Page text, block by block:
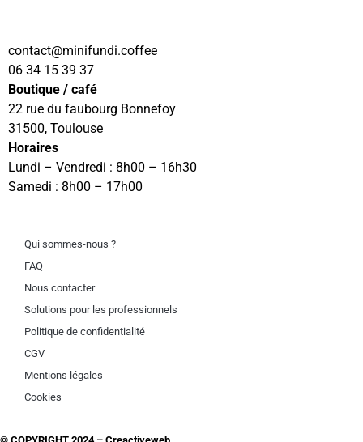
contact@minifundi.coffee
06 34 15 39 37
Boutique / café
22 rue du faubourg Bonnefoy
31500, Toulouse
Horaires
Lundi – Vendredi : 8h00 – 16h30
Samedi : 8h00 – 17h00
Qui sommes-nous ?
FAQ
Nous contacter
Solutions pour les professionnels
Politique de confidentialité
CGV
Mentions légales
Cookies